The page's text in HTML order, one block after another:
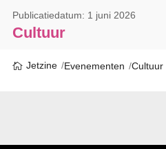
Cultuur
Publicatiedatum: 1 juni 2026
Jetzine Evenementen Cultuur